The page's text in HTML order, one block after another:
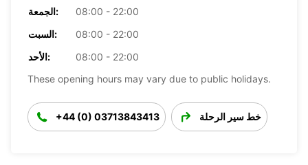
الجمعة:
08:00 - 22:00
السبت:
08:00 - 22:00
الأحد:
08:00 - 22:00
These opening hours may vary due to public holidays.
+44 (0) 03713843413 خط سير الرحلة